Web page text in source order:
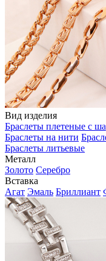
Вид изделия
Браслеты плетеные с
Браслеты на нити
Браслеты литьевые
Металл
Золото Серебро
Вставка
Агат Эмаль Бриллиант